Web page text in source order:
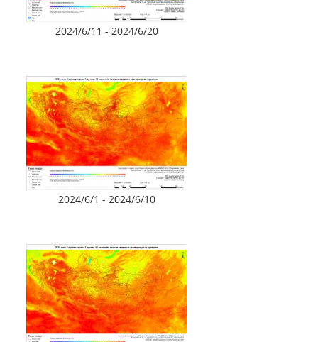
2024/6/11 - 2024/6/20
2024/6/1 - 2024/6/10